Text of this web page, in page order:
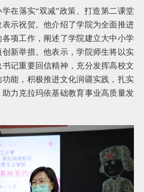
在落实“双减”政策、打造第二课堂
示祝贺。他介绍了学院为全面推进
项工作，阐述了学院建立大中小学
新举措。他表示，学院师生将以实
记重要回信精神，充分发挥高校文
能，积极推进文化润疆实践，扎实
力克拉玛依基础教育事业高质量发